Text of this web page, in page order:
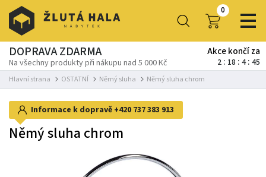
0
DOPRAVA ZDARMA
Na všechny produkty při nákupu nad 5 000 Kč
Akce končí za
2 18 4 44
Hlavní strana OSTATNÍ Němý sluha Němý sluha chrom
Informace k dopravě +420 737 383 913
Němý sluha chrom